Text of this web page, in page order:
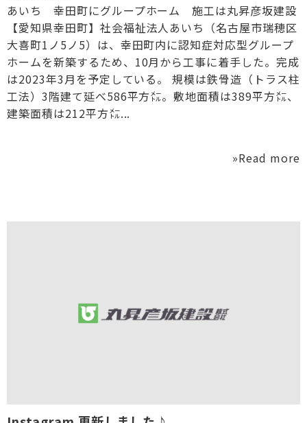
あいち 幸田町にグループホーム 施工は丸昇彦坂建設
【愛知県幸田町】社会福祉法人あいち（名古屋市瑞穂区
大喜町1ノ5ノ5）は、幸田町内に認知症対応型グループ
ホームを新築するため、10月から工事に着手した。完成
は2023年3月を予定している。 規模は鉄骨造（トラス柱
工法）3階建て延べ586平方㍍。敷地面積は389平方㍍、
建築面積は212平方㍍...
»Read more